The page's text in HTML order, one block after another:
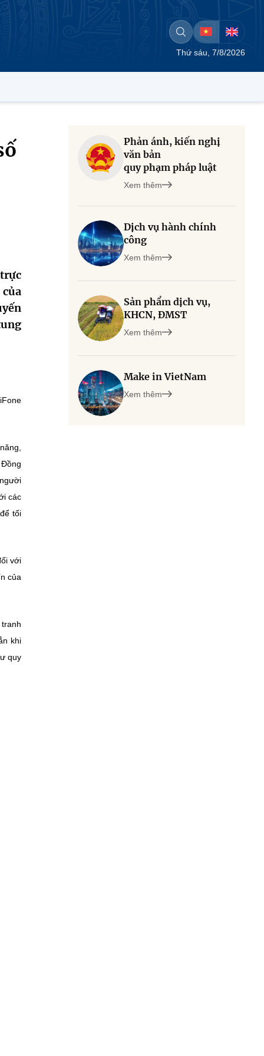
Thứ sáu, 7/8/2026
các
tối
với
của
khi
quy
Phản ánh, kiến nghị
văn bản
quy phạm pháp luật
Xem thêm
Dịch vụ hành chính
công
Xem thêm
Sản phẩm dịch vụ,
KHCN, ĐMST
Xem thêm
Make in VietNam
Xem thêm